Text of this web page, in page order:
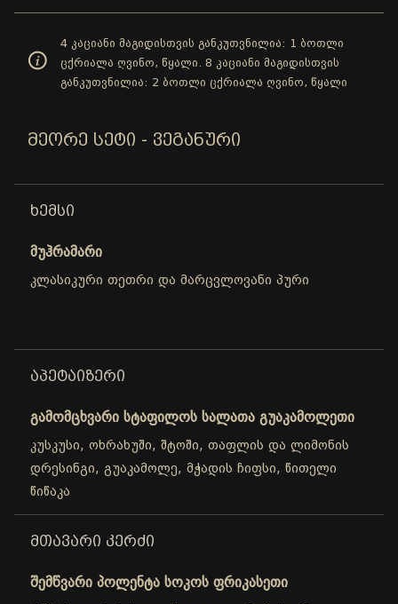
4 კაციანი მაგიდისთვის განკუთვნილია: 1 ბოთლი
ცქრიალა ღვინო, წყალი. 8 კაციანი მაგიდისთვის
განკუთვნილია: 2 ბოთლი ცქრიალა ღვინო, წყალი
ᲛᲔᲝᲠᲔ ᲡᲔᲢᲘ - ᲕᲔᲒᲐᲜᲣᲠᲘ
ᲮᲔᲛᲡᲘ
მუჰრამარი
კლასიკური თეთრი და მარცვლოვანი პური
ᲐᲞᲔᲢᲐᲘᲖᲔᲠᲘ
გამომცხვარი სტაფილოს სალათა გუაკამოლეთი
კუსკუსი, ოხრახუში, შტოში, თაფლის და ლიმონის
დრესინგი, გუაკამოლე, მჭადის ჩიფსი, წითელი
წიწაკა
ᲛᲗᲐᲕᲐᲠᲘ ᲙᲔᲠᲫᲘ
შემწვარი პოლენტა სოკოს ფრიკასეთი